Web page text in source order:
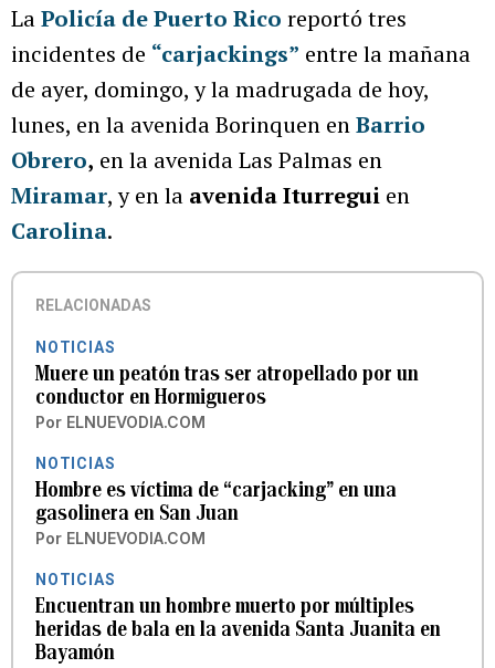
LaPolicía de Puerto Rico reportó tres
incidentes de “carjackings” entre la mañana
de ayer, domingo, y la madrugada de hoy,
lunes, en la avenida Borinquen enBarrio
Obrero, en la avenida Las Palmas en
Miramar, y en la avenida Iturregui en
Carolina.
RELACIONADAS
NOTICIAS
Muere un peatón tras ser atropellado por un
conductor en Hormigueros
Por ELNUEVODIA.COM
NOTICIAS
Hombre es víctima de “carjacking” en una
gasolinera en San Juan
Por ELNUEVODIA.COM
NOTICIAS
Encuentran un hombre muerto por múltiples
heridas de bala en la avenida Santa Juanita en
Bayamón